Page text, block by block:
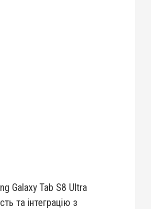
Galaxy Tab S8 Ultra
та інтеграцію з